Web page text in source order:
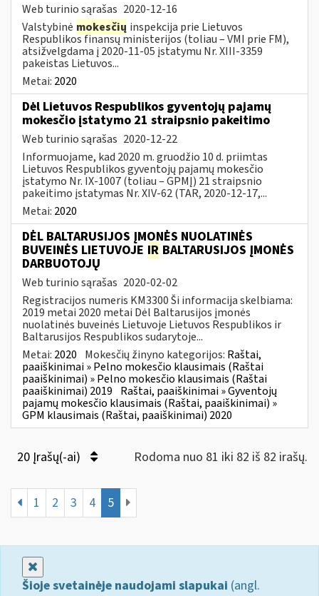
Web turinio sąrašas 2020-12-16
Valstybinė mokesčių inspekcija prie Lietuvos
Respublikos finansų ministerijos (toliau – VMI prie FM),
atsižvelgdama į 2020-11-05 įstatymu Nr. XIII-3359
pakeistas Lietuvos...
Metai: 2020
Dėl Lietuvos Respublikos gyventojų pajamų
mokesčio įstatymo 21 straipsnio pakeitimo
Web turinio sąrašas 2020-12-22
Informuojame, kad 2020 m. gruodžio 10 d. priimtas
Lietuvos Respublikos gyventojų pajamų mokesčio
įstatymo Nr. IX-1007 (toliau – GPMĮ) 21 straipsnio
pakeitimo įstatymas Nr. XIV-62 (TAR, 2020-12-17,...
Metai: 2020
DĖL BALTARUSIJOS ĮMONĖS NUOLATINĖS
BUVEINĖS LIETUVOJE IR BALTARUSIJOS ĮMONĖS
DARBUOTOJŲ
Web turinio sąrašas 2020-02-02
Registracijos numeris KM3300 Ši informacija skelbiama:
2019 metai 2020 metai Dėl Baltarusijos įmonės
nuolatinės buveinės Lietuvoje Lietuvos Respublikos ir
Baltarusijos Respublikos sudarytoje...
Metai: 2020 Mokesčių žinyno kategorijos: Raštai,
paaiškinimai » Pelno mokesčio klausimais (Raštai
paaiškinimai) » Pelno mokesčio klausimais (Raštai
paaiškinimai) 2019 Raštai, paaiškinimai » Gyventojų
pajamų mokesčio klausimais (Raštai, paaiškinimai) »
GPM klausimais (Raštai, paaiškinimai) 2020
20 Įrašų(-ai) Rodoma nuo 81 iki 82 iš 82 irašų.
1 2 3 4 5
Šioje svetainėje naudojami slapukai (angl.